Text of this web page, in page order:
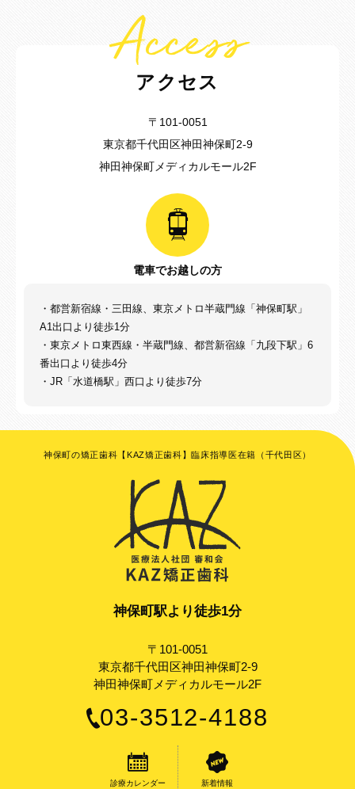
Access
アクセス
〒101-0051
東京都千代田区神田神保町2-9
神田神保町メディカルモール2F
電車でお越しの方
・都営新宿線・三田線、東京メトロ半蔵門線「神保町駅」
A1出口より徒歩1分
・東京メトロ東西線・半蔵門線、都営新宿線「九段下駅」6
番出口より徒歩4分
・JR「水道橋駅」西口より徒歩7分
神保町の矯正歯科【KAZ矯正歯科】臨床指導医在籍（千代田区）
神保町駅より徒歩1分
〒101-0051
東京都千代田区神田神保町2-9
神田神保町メディカルモール2F
03-3512-4188
診療カレンダー 新着情報